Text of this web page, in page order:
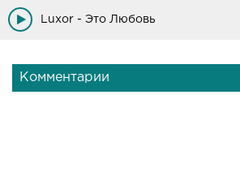
Luxor - Это Любовь
Комментарии